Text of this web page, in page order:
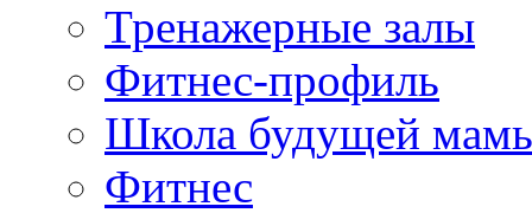
Тренажерные залы
Фитнес-профиль
Школа будущей
Фитнес